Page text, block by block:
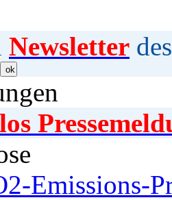
Newsletter
Emissions-